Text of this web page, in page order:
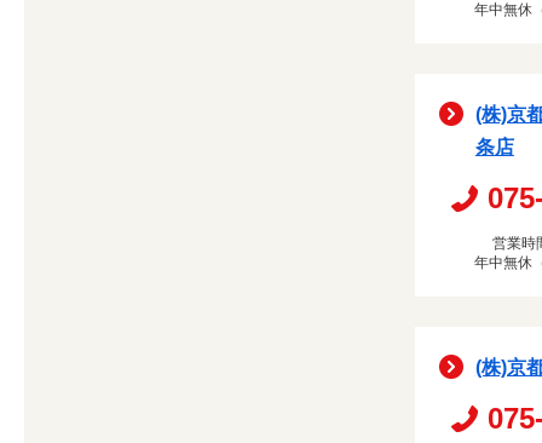
年中無休
(株)京
条店
営業時
年中無休
(株)京